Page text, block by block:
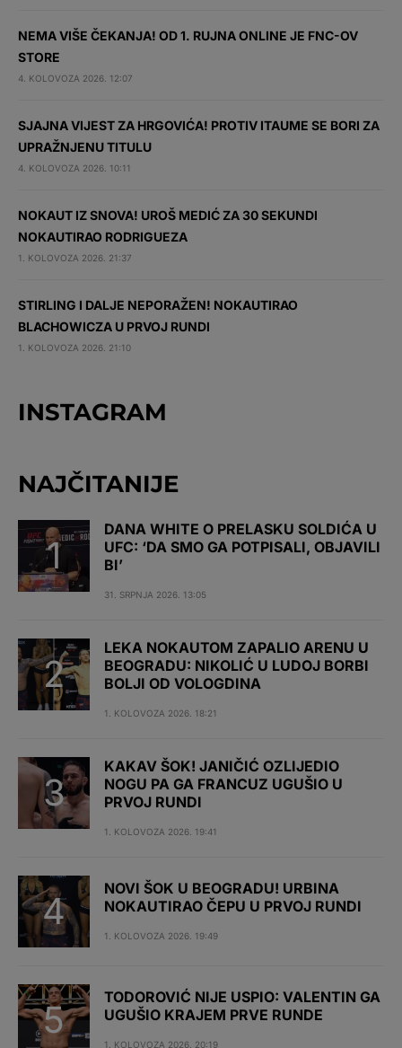
NEMA VIŠE ČEKANJA! OD 1. RUJNA ONLINE JE FNC-OV
STORE
4. KOLOVOZA 2026. 12:07
SJAJNA VIJEST ZA HRGOVIĆA! PROTIV ITAUME SE BORI ZA
UPRAŽNJENU TITULU
4. KOLOVOZA 2026. 10:11
NOKAUT IZ SNOVA! UROŠ MEDIĆ ZA 30 SEKUNDI
NOKAUTIRAO RODRIGUEZA
1. KOLOVOZA 2026. 21:37
STIRLING I DALJE NEPORAŽEN! NOKAUTIRAO
BLACHOWICZA U PRVOJ RUNDI
1. KOLOVOZA 2026. 21:10
INSTAGRAM
NAJČITANIJE
DANA WHITE O PRELASKU SOLDIĆA U
UFC: ‘DA SMO GA POTPISALI, OBJAVILI
BI’
31. SRPNJA 2026. 13:05
LEKA NOKAUTOM ZAPALIO ARENU U
BEOGRADU: NIKOLIĆ U LUDOJ BORBI
BOLJI OD VOLOGDINA
1. KOLOVOZA 2026. 18:21
KAKAV ŠOK! JANIČIĆ OZLIJEDIO
NOGU PA GA FRANCUZ UGUŠIO U
PRVOJ RUNDI
1. KOLOVOZA 2026. 19:41
NOVI ŠOK U BEOGRADU! URBINA
NOKAUTIRAO ČEPU U PRVOJ RUNDI
1. KOLOVOZA 2026. 19:49
TODOROVIĆ NIJE USPIO: VALENTIN GA
UGUŠIO KRAJEM PRVE RUNDE
1. KOLOVOZA 2026. 20:19